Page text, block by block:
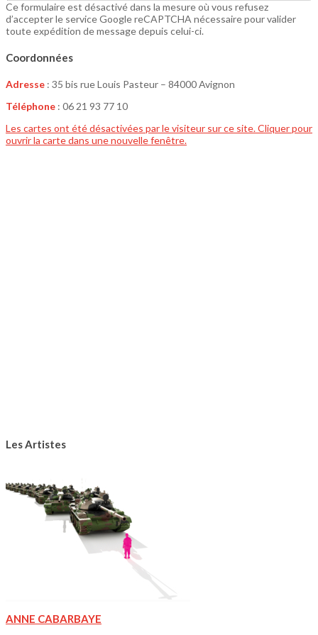
Ce formulaire est désactivé dans la mesure où vous refusez
d’accepter le service Google reCAPTCHA nécessaire pour valider
toute expédition de message depuis celui-ci.
Coordonnées
Adresse : 35 bis rue Louis Pasteur – 84000 Avignon
Téléphone : 06 21 93 77 10
Les cartes ont été désactivées par le visiteur sur ce site. Cliquer pour
ouvrir la carte dans une nouvelle fenêtre.
Les Artistes
ANNE CABARBAYE